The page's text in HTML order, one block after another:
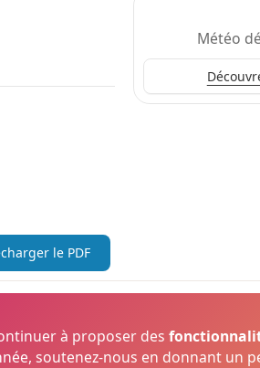
Météo
le PDF
à proposer des
soutenez-nous en donnant un